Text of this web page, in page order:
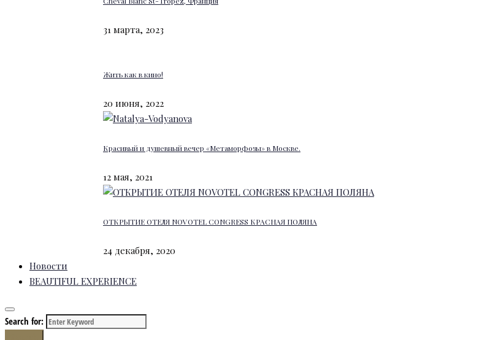
31 марта, 2023
Жить как в кино!
20 июня, 2022
Красивый и душевный вечер «Метаморфозы» в Москве.
12 мая, 2021
ОТКРЫТИЕ ОТЕЛЯ NOVOTEL CONGRESS КРАСНАЯ ПОЛЯНА
24 декабря, 2020
Новости
BEAUTIFUL EXPERIENCE
Search for: